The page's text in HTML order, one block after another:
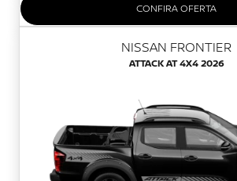
CONFIRA OFERTA
NISSAN FRONTIER
ATTACK AT 4X4 2026